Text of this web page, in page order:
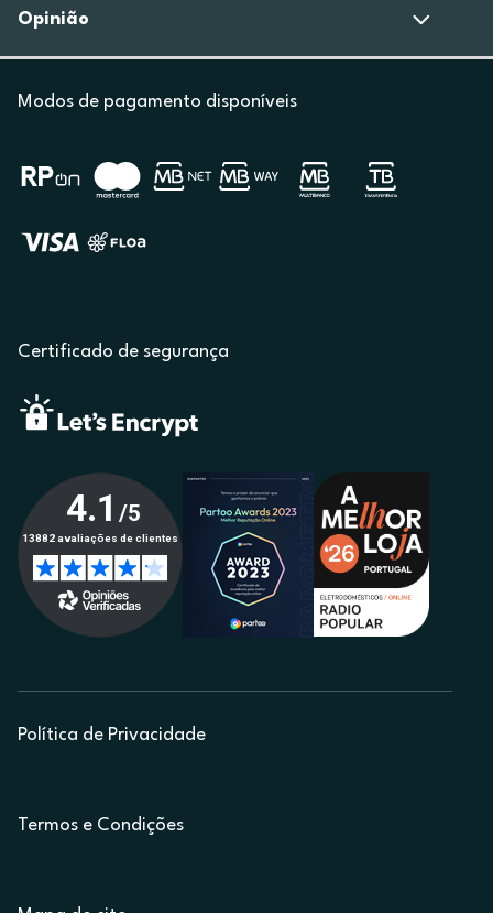
Opinião
Modos de pagamento disponíveis
Certificado de segurança
Política de Privacidade
Termos e Condições